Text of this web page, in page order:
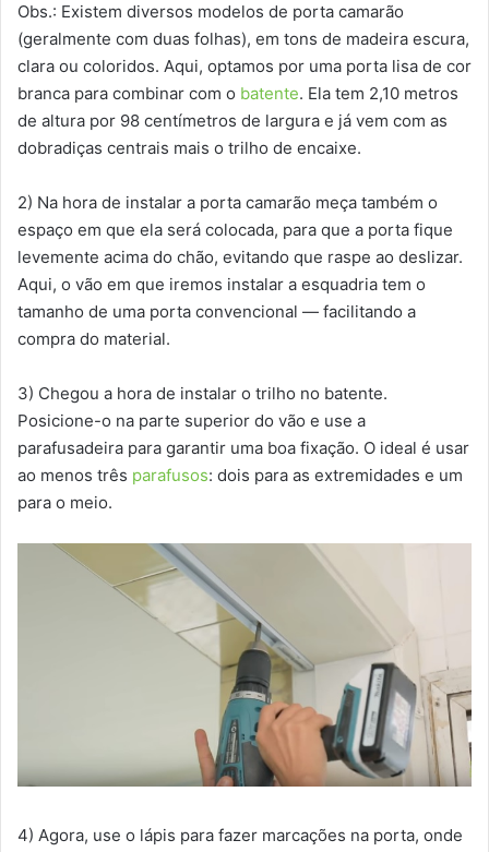
Obs.: Existem diversos modelos de porta camarão
(geralmente com duas folhas), em tons de madeira escura,
clara ou coloridos. Aqui, optamos por uma porta lisa de cor
branca para combinar com o batente. Ela tem 2,10 metros
de altura por 98 centímetros de largura e já vem com as
dobradiças centrais mais o trilho de encaixe.
2) Na hora de instalar a porta camarão meça também o
espaço em que ela será colocada, para que a porta fique
levemente acima do chão, evitando que raspe ao deslizar.
Aqui, o vão em que iremos instalar a esquadria tem o
tamanho de uma porta convencional — facilitando a
compra do material.
3) Chegou a hora de instalar o trilho no batente.
Posicione-o na parte superior do vão e use a
parafusadeira para garantir uma boa fixação. O ideal é usar
ao menos três parafusos: dois para as extremidades e um
para o meio.
4) Agora, use o lápis para fazer marcações na porta, onde